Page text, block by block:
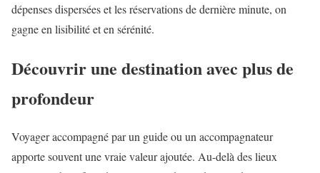
dépenses dispersées et les réservations de dernière minute, on
gagne en lisibilité et en sérénité.
Découvrir une destination avec plus de
profondeur
Voyager accompagné par un guide ou un accompagnateur
apporte souvent une vraie valeur ajoutée. Au-delà des lieux